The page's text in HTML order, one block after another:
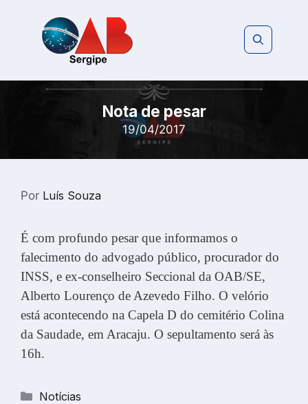
Nota de pesar
19/04/2017
Por Luís Souza
É com profundo pesar que informamos o
falecimento do advogado público, procurador do
INSS, e ex-conselheiro Seccional da OAB/SE,
Alberto Lourenço de Azevedo Filho. O velório
está acontecendo na Capela D do cemitério Colina
da Saudade, em Aracaju. O sepultamento será às
16h.
Categorias
Notícias